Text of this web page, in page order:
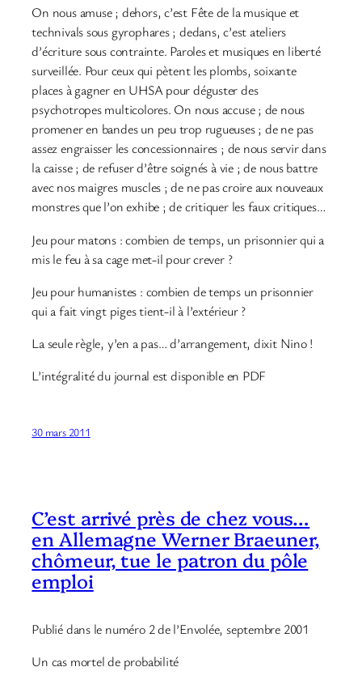
On nous amuse ; dehors, c’est Fête de la musique et
technivals sous gyrophares ; dedans, c’est ateliers
d’écriture sous contrainte. Paroles et musiques en liberté
surveillée. Pour ceux qui pètent les plombs, soixante
places à gagner en UHSA pour déguster des
psychotropes multicolores. On nous accuse ; de nous
promener en bandes un peu trop rugueuses ; de ne pas
assez engraisser les concessionnaires ; de nous servir dans
la caisse ; de refuser d’être soignés à vie ; de nous battre
avec nos maigres muscles ; de ne pas croire aux nouveaux
monstres que l’on exhibe ; de critiquer les faux critiques…
Jeu pour matons : combien de temps, un prisonnier qui a
mis le feu à sa cage met-il pour crever ?
Jeu pour humanistes : combien de temps un prisonnier
qui a fait vingt piges tient-il à l’extérieur ?
La seule règle, y’en a pas… d’arrangement, dixit Nino !
L’intégralité du journal est disponible en PDF
30 mars 2011
C’est arrivé près de chez vous…
en Allemagne Werner Braeuner,
chômeur, tue le patron du pôle
emploi
Publié dans le numéro 2 de l’Envolée, septembre 2001
Un cas mortel de probabilité